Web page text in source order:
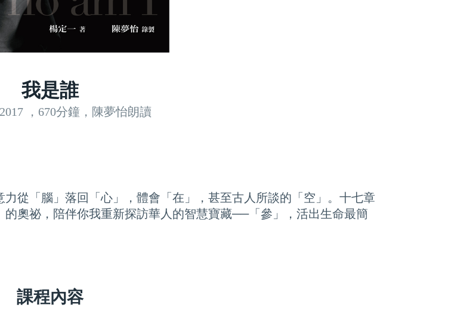
我是誰
，670分鐘，陳夢怡朗讀
從「腦」落回「心」，體會「在」，甚至古人所談的「空」。十七章
奧祕，陪伴你我重新探訪華人的智慧寶藏──「參」，活出生命最簡
課程內容